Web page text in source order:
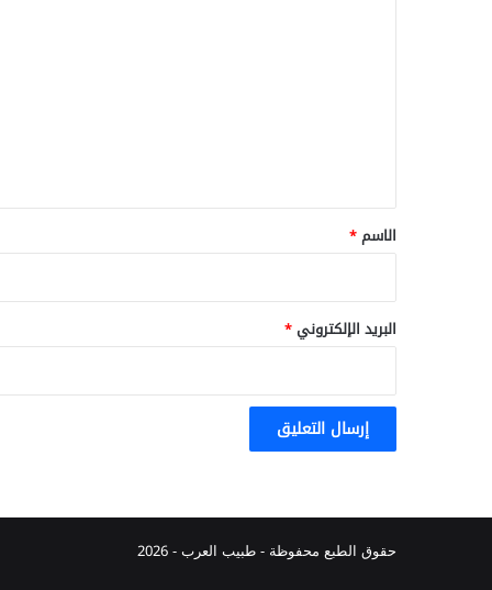
*
الاسم*
البريد الإلكتروني*
حقوق الطبع محفوظة -طبيب العرب- 2026